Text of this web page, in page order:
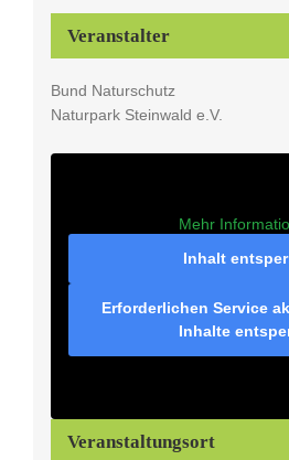
Veranstalter
Bund Naturschutz
Naturpark Steinwald e.V.
Veranstaltungsort
Mehr
Inhalt
Erforderlichen Service
Inhalte